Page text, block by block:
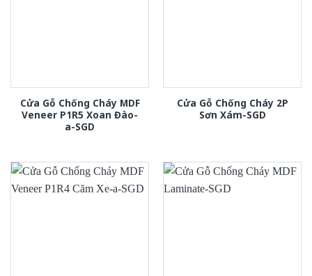
Cửa Gỗ Chống Cháy MDF
Veneer P1R5 Xoan Đào-
a-SGD
Cửa Gỗ Chống Cháy 2P
Sơn Xám-SGD